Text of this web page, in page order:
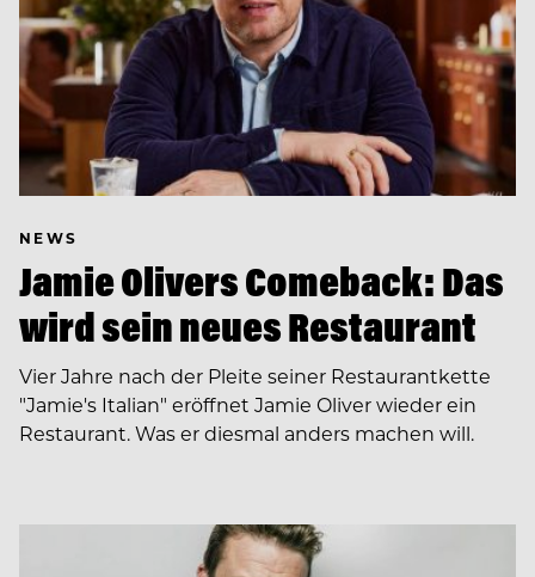
NEWS
Jamie Olivers Comeback: Das
wird sein neues Restaurant
Vier Jahre nach der Pleite seiner Restaurantkette
"Jamie's Italian" eröffnet Jamie Oliver wieder ein
Restaurant. Was er diesmal anders machen will.